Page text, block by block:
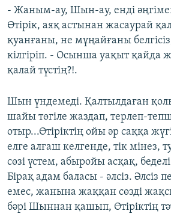
- Жаным-ау, Шын-ау, енді
Өтірік, аяқ астынан жасаурай
қуанғаны, не мұңайғаны
кілгіріп. - Осынша уақыт қайда
қалай түстің?!.
Шын үндемеді. Қалтылдаған
шайы төгіле жаздап, терлеп-
отыр...Өтіріктің ойы әр саққа
елге алғаш келгенде, тік мінез,
сөзі үстем, абыройы асқақ,
Бірақ адам баласы - әлсіз. Әлсіз
емес, жанына жаққан сөзді
бәрі Шыннан қашып, Өтіріктің